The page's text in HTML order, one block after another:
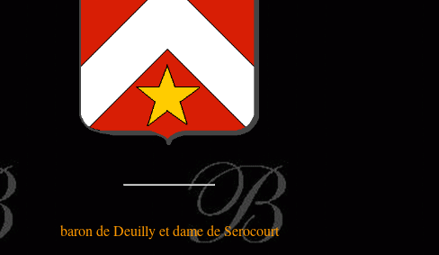
baron de Deuilly et dame de Serocourt